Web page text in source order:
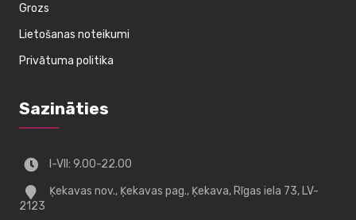
Grozs
Lietošanas noteikumi
Privātuma politika
Sazināties
I-VII: 9.00-22.00
Ķekavas nov., Ķekavas pag., Ķekava, Rīgas iela 73, LV-
2123